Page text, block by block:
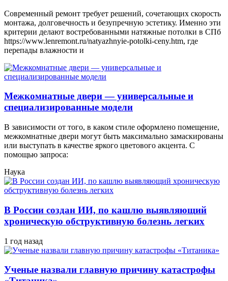
Современный ремонт требует решений, сочетающих скорость
монтажа, долговечность и безупречную эстетику. Именно эти
критерии делают востребованными натяжные потолки в СПб
https://www.lenremont.ru/natyazhnyie-potolki-ceny.htm, где
перепады влажности и
Межкомнатные двери — универсальные и
специализированные модели
В зависимости от того, в каком стиле оформлено помещение,
межкомнатные двери могут быть максимально замаскированы
или выступать в качестве яркого цветового акцента. С
помощью запроса:
Наука
В России создан ИИ, по кашлю выявляющий
хроническую обструктивную болезнь легких
1 год назад
Ученые назвали главную причину катастрофы